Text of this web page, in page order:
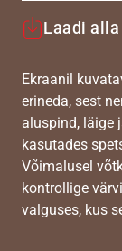
Laadi
Ekraanil
erineda, sest
aluspind, läige
kasutades
Võimalusel
kontrollige
valguses, kus